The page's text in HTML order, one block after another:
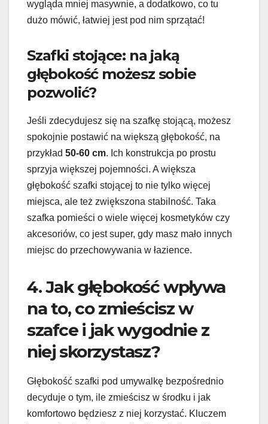
wygląda mniej masywnie, a dodatkowo, co tu
dużo mówić, łatwiej jest pod nim sprzątać!
Szafki stojące: na jaką
głębokość możesz sobie
pozwolić?
Jeśli zdecydujesz się na szafkę stojącą, możesz
spokojnie postawić na większą głębokość, na
przykład 50-60 cm. Ich konstrukcja po prostu
sprzyja większej pojemności. A większa
głębokość szafki stojącej to nie tylko więcej
miejsca, ale też zwiększona stabilność. Taka
szafka pomieści o wiele więcej kosmetyków czy
akcesoriów, co jest super, gdy masz mało innych
miejsc do przechowywania w łazience.
4. Jak głębokość wpływa
na to, co zmieścisz w
szafce i jak wygodnie z
niej skorzystasz?
Głębokość szafki pod umywalkę bezpośrednio
decyduje o tym, ile zmieścisz w środku i jak
komfortowo będziesz z niej korzystać. Kluczem